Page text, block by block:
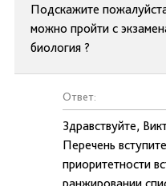
Подскажите
можно пройти с
биология ?
Ответ:
Здравствуйте,
Перечень
приоритетности